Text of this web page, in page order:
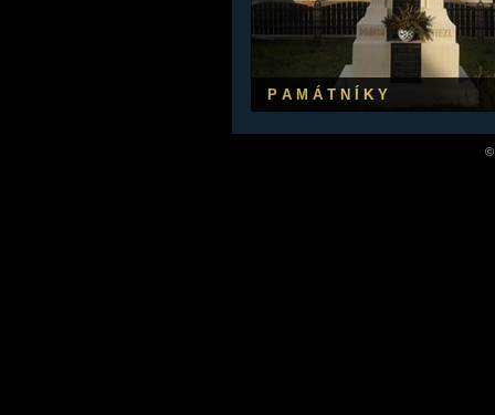
P A M Á T N Í K Y
©